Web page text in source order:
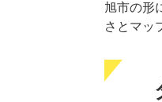
旭市の形
さとマッ